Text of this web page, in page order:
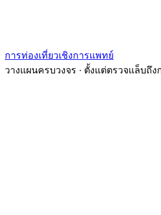
การท่องเที่ยวเชิงการแพทย์
วางแผนครบวงจร · ตั้งแต่ตรวจแล็บถึง